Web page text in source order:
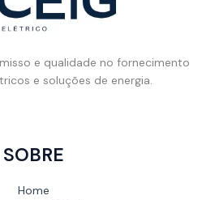
e qualidade no fornecimento
e soluções de energia.
SOBRE
Home